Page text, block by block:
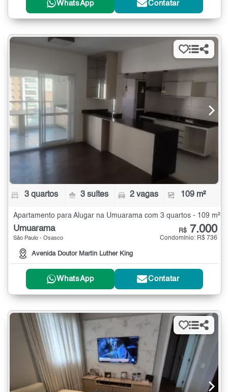
WhatsApp Contatar
3 quartos 3 suítes 2 vagas 109 m²
Apartamento para Alugar na Umuarama com 3 quartos - 109 m²
Umuarama
São Paulo - Osasco
Avenida Doutor Martin Luther King
R$ 7.000
Condomínio: R$ 736
WhatsApp Contatar